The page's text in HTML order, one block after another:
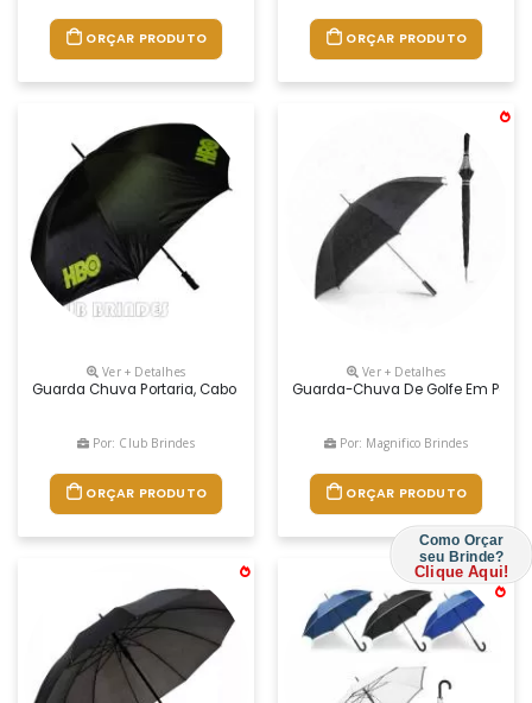
ORÇAR PRODUTO ORÇAR PRODUTO
Ver + Detalhes
Guarda Chuva Portaria, Cabo Reto. Disponível Em Várias Cores.
Por: Club Brindes
ORÇAR PRODUTO
Ver + Detalhes
Guarda-Chuva De Golfe Em
Por: Magnifico Brindes
ORÇAR PRODUTO
Como Orçar
seu Brinde?
Clique Aqui!